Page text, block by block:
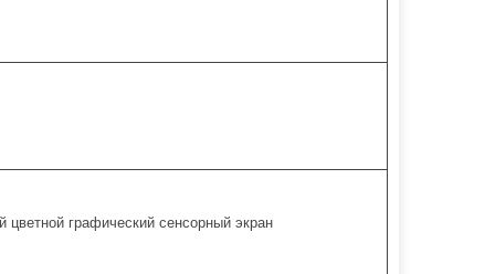
цветной графический сенсорный экран